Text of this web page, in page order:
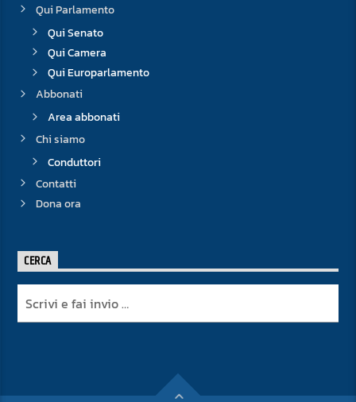
Qui Parlamento
Qui Senato
Qui Camera
Qui Europarlamento
Abbonati
Area abbonati
Chi siamo
Conduttori
Contatti
Dona ora
CERCA